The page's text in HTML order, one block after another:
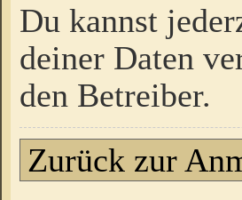
Du kannst
deiner Daten
den Betreiber.
Zurück zur